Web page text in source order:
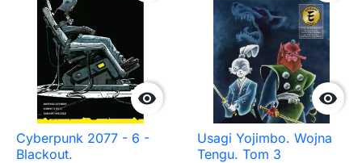

Cyberpunk 2077 - 6 -
Blackout.

Usagi Yojimbo. Wojna
Tengu. Tom 3